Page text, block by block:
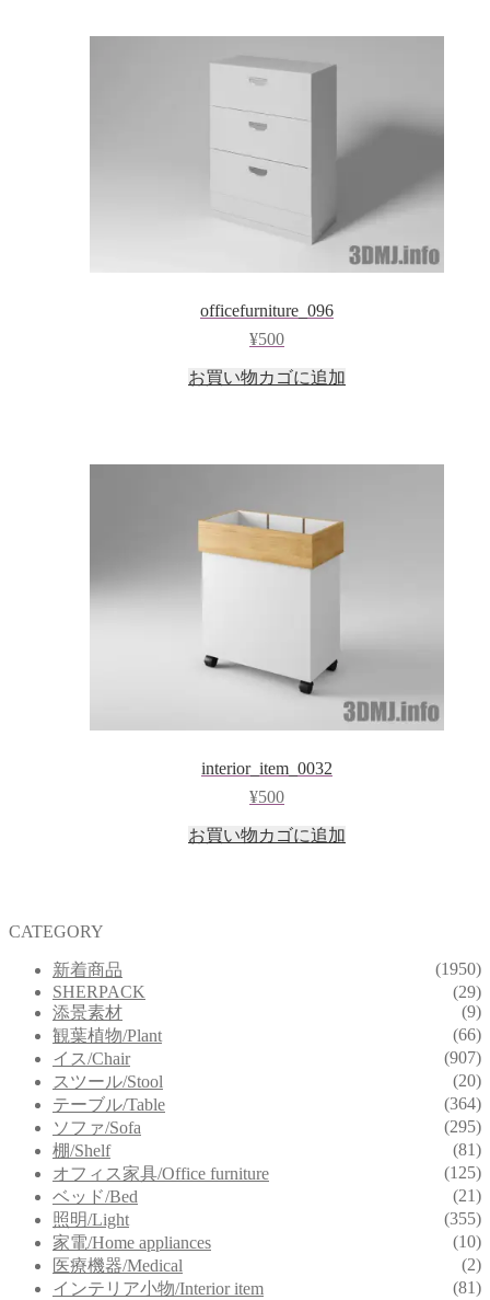
officefurniture_096
¥500
お買い物カゴに追加
interior_item_0032
¥500
お買い物カゴに追加
CATEGORY
新着商品
(1950)
SHERPACK
(29)
添景素材
(9)
観葉植物/Plant
(66)
イス/Chair
(907)
スツール/Stool
(20)
テーブル/Table
(364)
ソファ/Sofa
(295)
棚/Shelf
(81)
オフィス家具/Office furniture
(125)
ベッド/Bed
(21)
照明/Light
(355)
家電/Home appliances
(10)
医療機器/Medical
(2)
インテリア小物/Interior item
(81)